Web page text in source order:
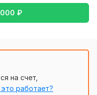
000 ₽
на счет,
работает?